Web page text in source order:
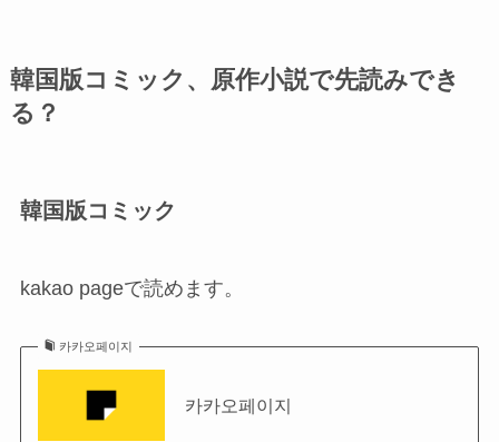
韓国版コミック、原作小説で先読みでき
る？
韓国版コミック
kakao pageで読めます。
카카오페이지
카카오페이지